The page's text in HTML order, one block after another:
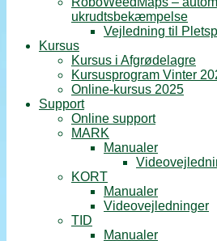
ukrudtsbekæmpelse
Vejledning til
Kursus
Kursus i Afgrødelagre
Kursusprogram Vinter
Online-kursus 2025
Support
Online support
MARK
Manualer
KORT
Manualer
Videovejledninger
TID
Manualer